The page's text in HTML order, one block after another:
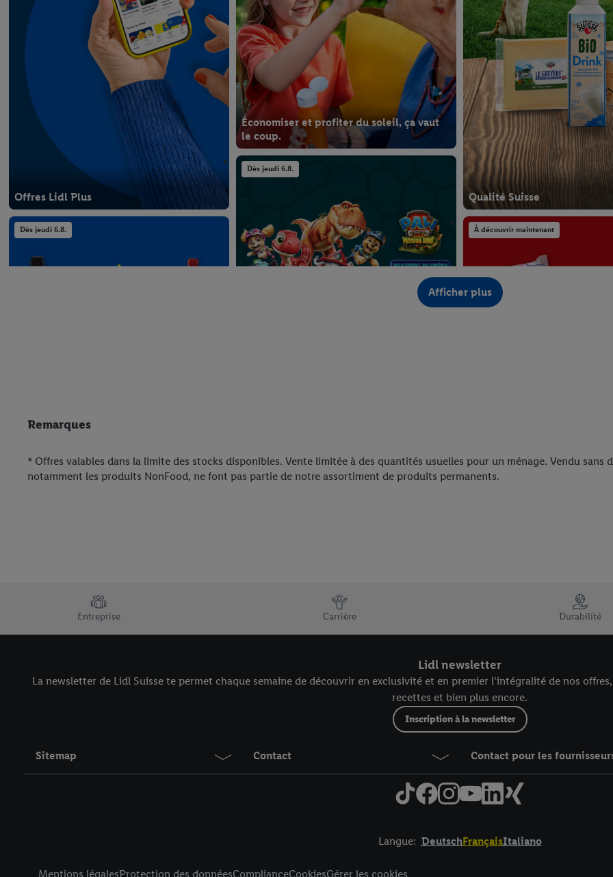
Offres Lidl Plus
Économiser et profiter du soleil, ça vaut
le coup.
Qualité Suisse
Dès jeudi 6.8.
À découvrir maintenant
Dès jeudi 6.8.
Nouveau dans notre assortiment
Dès jeudi 6.8.
Dès jeudi 6.8.
Dès jeudi 6.8.
À découvrir maintenant
Afficher plus
Remarques
* Offres valables dans la limite des stocks disponibles. Vente limitée à des quantités usuelles pour un ménage. Vendu
notamment les produits NonFood, ne font pas partie de notre assortiment de produits permanents.
Entreprise Carrière Durabilité
Lidl newsletter
La newsletter de Lidl Suisse te permet chaque semaine de découvrir en exclusivité et en premier l’intégralité de nos
recettes et bien plus encore.
Inscription à la newsletter
Sitemap Contact Contact pour les
Langue: DeutschFrançaisItaliano
Mentions légalesProtection des donnéesComplianceCookiesGérer les cookies